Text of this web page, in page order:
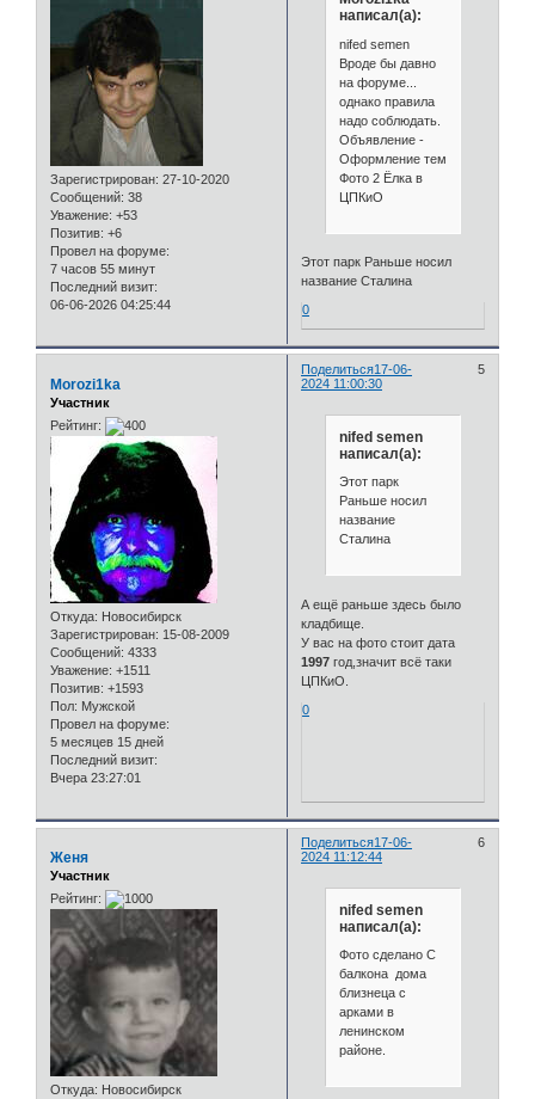
Зарегистрирован: 27-10-2020
Сообщений: 38
Уважение: +53
Позитив: +6
Провел на форуме:
7 часов 55 минут
Последний визит:
06-06-2026 04:25:44
написал(а):
nifed semen
Вроде бы давно
на форуме...
однако правила
надо соблюдать.
Объявление -
Оформление тем
Фото 2 Ёлка в
ЦПКиО
Этот парк Раньше носил
название Сталина
0
Поделиться 5
17-06-
2024 11:00:30
Morozi1ka
Участник
Рейтинг:
Откуда: Новосибирск
Зарегистрирован: 15-08-2009
Сообщений: 4333
Уважение: +1511
Позитив: +1593
Пол: Мужской
Провел на форуме:
5 месяцев 15 дней
Последний визит:
Вчера 23:27:01
nifed semen
написал(а):
Этот парк
Раньше носил
название
Сталина
А ещё раньше здесь было
кладбище.
У вас на фото стоит дата
1997 год,значит всё таки
ЦПКиО.
0
Поделиться 6
17-06-
2024 11:12:44
Женя
Участник
Рейтинг:
Откуда: Новосибирск
nifed semen
написал(а):
Фото сделано С
балкона дома
близнеца с
арками в
ленинском
районе.